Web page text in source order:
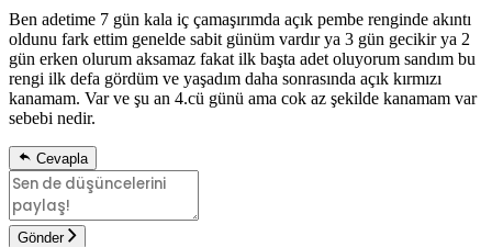
Ben adetime 7 gün kala iç çamaşırımda açık pembe renginde akıntı
oldunu fark ettim genelde sabit günüm vardır ya 3 gün gecikir ya 2
gün erken olurum aksamaz fakat ilk başta adet oluyorum sandım bu
rengi ilk defa gördüm ve yaşadım daha sonrasında açık kırmızı
kanamam. Var ve şu an 4.cü günü ama cok az şekilde kanamam var
sebebi nedir.
Cevapla
Gönder